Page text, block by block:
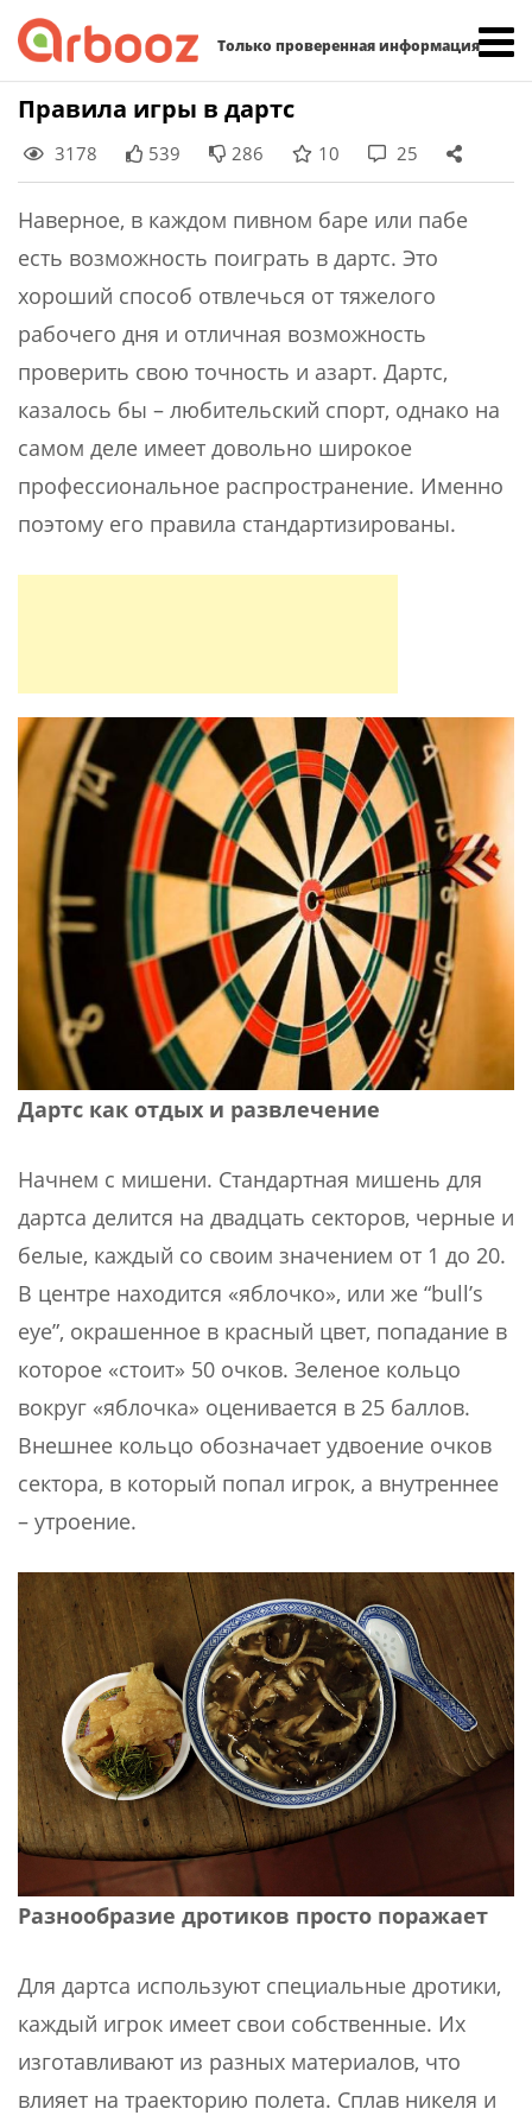
Только проверенная информация
Skip
content
Правила игры в дартс
3178 539 286 10 25
Наверное, в каждом пивном баре или пабе
есть возможность поиграть в дартс. Это
хороший способ отвлечься от тяжелого
рабочего дня и отличная возможность
проверить свою точность и азарт. Дартс,
казалось бы – любительский спорт, однако на
самом деле имеет довольно широкое
профессиональное распространение. Именно
поэтому его правила стандартизированы.
Дартс как отдых и развлечение
Начнем с мишени. Стандартная мишень для
дартса делится на двадцать секторов, черные и
белые, каждый со своим значением от 1 до 20.
В центре находится «яблочко», или же “bull’s
eye”, окрашенное в красный цвет, попадание в
которое «стоит» 50 очков. Зеленое кольцо
вокруг «яблочка» оценивается в 25 баллов.
Внешнее кольцо обозначает удвоение очков
сектора, в который попал игрок, а внутреннее
– утроение.
Разнообразие дротиков просто поражает
Для дартса используют специальные дротики,
каждый игрок имеет свои собственные. Их
изготавливают из разных материалов, что
влияет на траекторию полета. Сплав никеля и
Найти: